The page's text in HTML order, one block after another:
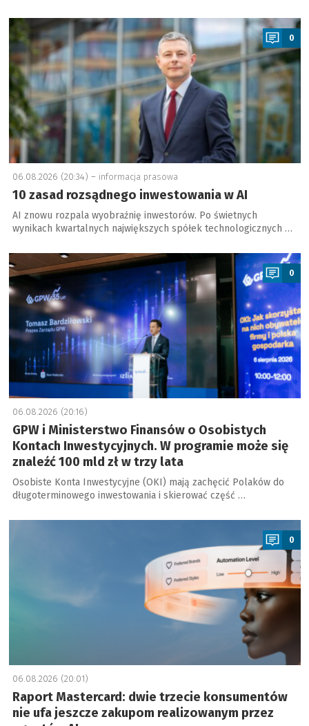
a
0
06.08.2026 (20:34) – informacja prasowa
10 zasad rozsądnego inwestowania w AI
AI znowu rozpala wyobraźnię inwestorów. Po świetnych
wynikach kwartalnych największych spółek technologicznych …
a
0
06.08.2026 (20:16)
GPW i Ministerstwo Finansów o Osobistych
Kontach Inwestycyjnych. W programie może się
znaleźć 100 mld zł w trzy lata
Osobiste Konta Inwestycyjne (OKI) mają zachęcić Polaków do
długoterminowego inwestowania i skierować część …
a
0
06.08.2026 (20:01)
Raport Mastercard: dwie trzecie konsumentów
nie ufa jeszcze zakupom realizowanym przez